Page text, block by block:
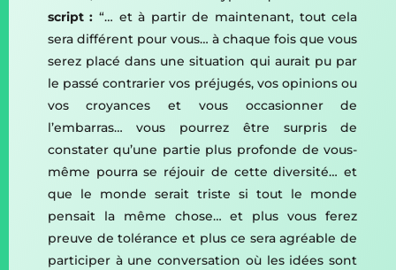
script : “… et à partir de maintenant, tout cela
sera différent pour vous… à chaque fois que vous
serez placé dans une situation qui aurait pu par
le passé contrarier vos préjugés, vos opinions ou
vos croyances et vous occasionner de
l’embarras… vous pourrez être surpris de
constater qu’une partie plus profonde de vous-
même pourra se réjouir de cette diversité… et
que le monde serait triste si tout le monde
pensait la même chose… et plus vous ferez
preuve de tolérance et plus ce sera agréable de
participer à une conversation où les idées sont